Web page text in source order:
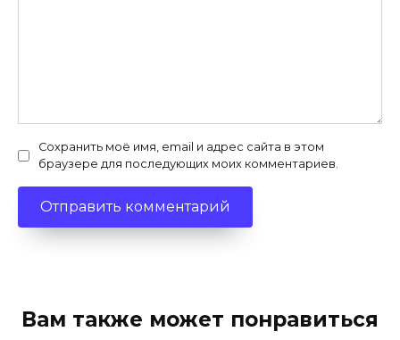
Сохранить моё имя, email и адрес сайта в этом
браузере для последующих моих комментариев.
Вам также может понравиться